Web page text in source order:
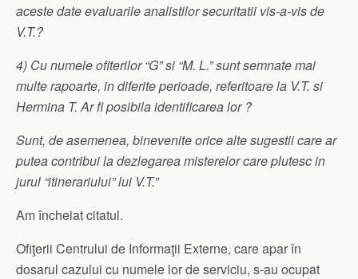
aceste date evaluarile analistilor securitatii vis-a-vis de
V.T.?
4) Cu numele ofiterilor “G” si “M. L.” sunt semnate mai
multe rapoarte, in diferite perioade, referitoare la V.T. si
Hermina T. Ar fi posibila identificarea lor ?
Sunt, de asemenea, binevenite orice alte sugestii care ar
putea contribui la dezlegarea misterelor care plutesc in
jurul “itinerariului” lui V.T.”
Am încheiat citatul.
Ofiţerii Centrului de Informaţii Externe, care apar în
dosarul cazului cu numele lor de serviciu, s-au ocupat